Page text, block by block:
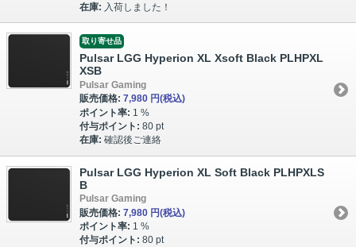
在庫: 入荷しました！
取り寄せ品
Pulsar LGG Hyperion XL Xsoft Black PLHPXL
XSB
Pulsar Gaming
販売価格: 7,980 円(税込)
ポイント率: 1 %
付与ポイント: 80 pt
在庫: 確認後ご連絡
Pulsar LGG Hyperion XL Soft Black PLHPXLS
B
Pulsar Gaming
販売価格: 7,980 円(税込)
ポイント率: 1 %
付与ポイント: 80 pt